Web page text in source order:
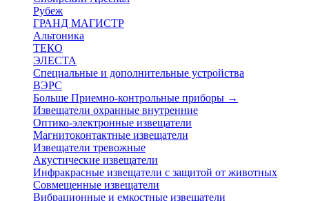
Рубеж
ГРАНД МАГИСТР
Альтоника
ТЕКО
ЭЛЕСТА
Специальные и дополнительные устройства
ВЭРС
Больше Приемно-контрольные приборы →
Извещатели охранные внутренние
Оптико-электронные извещатели
Магнитоконтактные извещатели
Извещатели тревожные
Акустические извещатели
Инфракрасные извещатели с защитой от животных
Совмещенные извещатели
Вибрационные и емкостные извещатели